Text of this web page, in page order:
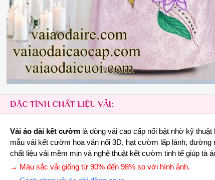
ĐẶC TÍNH CHẤT LIỆU VẢI:
Vải áo dài kết cườm là dòng vải cao cấp nổi bật nhờ kỹ
mẫu vải kết cườm hoa văn nổi 3D, hạt cườm lấp lánh,
chất liệu vải mềm mịn và nghệ thuật kết cườm tinh tế giúp tà
→ Màu sắc vải giống từ 90% đến 98% so với hình ảnh.